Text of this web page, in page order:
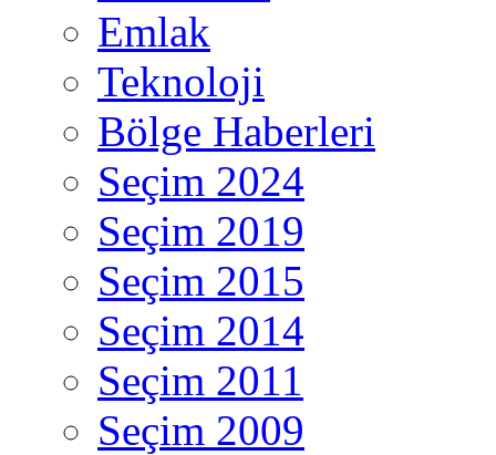
Emlak
Teknoloji
Bölge Haberleri
Seçim 2024
Seçim 2019
Seçim 2015
Seçim 2014
Seçim 2011
Seçim 2009